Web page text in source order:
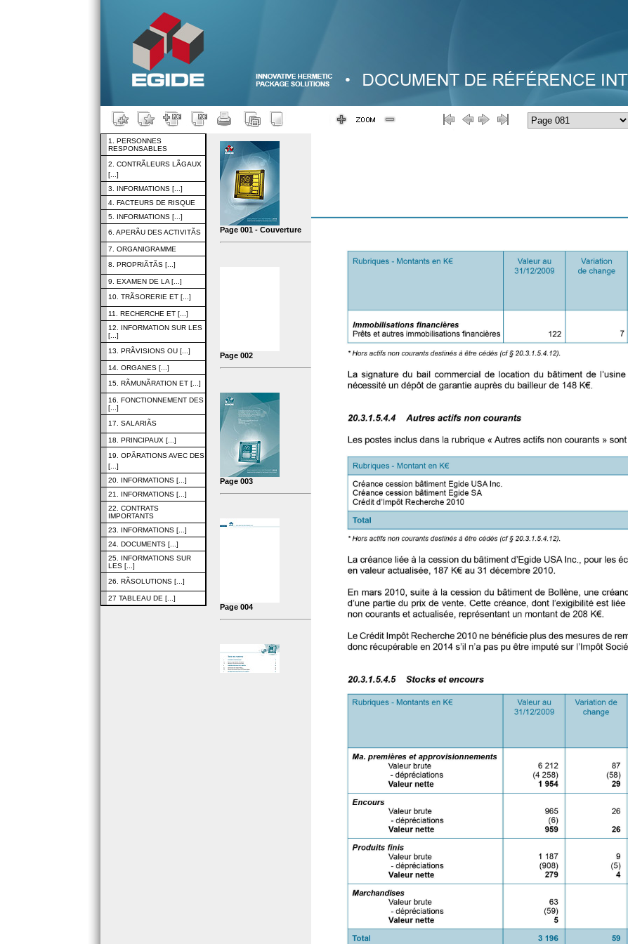
1. PERSONNES
RESPONSABLES
2. CONTRÃLEURS LÃGAUX
[...]
3. INFORMATIONS [...]
4. FACTEURS DE RISQUE
5. INFORMATIONS [...]
6. APERÃU DES ACTIVITÃS
7. ORGANIGRAMME
8. PROPRIÃTÃS [...]
9. EXAMEN DE LA [...]
10. TRÃSORERIE ET [...]
11. RECHERCHE ET [...]
12. INFORMATION SUR LES
[...]
13. PRÃVISIONS OU [...]
14. ORGANES [...]
15. RÃMUNÃRATION ET [...]
16. FONCTIONNEMENT DES
[...]
17. SALARIÃS
18. PRINCIPAUX [...]
19. OPÃRATIONS AVEC DES
[...]
20. INFORMATIONS [...]
21. INFORMATIONS [...]
22. CONTRATS
IMPORTANTS
23. INFORMATIONS [...]
24. DOCUMENTS [...]
25. INFORMATIONS SUR
LES [...]
26. RÃSOLUTIONS [...]
27 TABLEAU DE [...]
Page 001 - Couverture
Page 002
Page 003
Page 004